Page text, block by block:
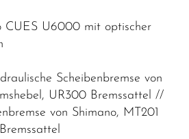
CUES U6000 mit optischer
Scheibenbremse von
UR300 Bremssattel //
von Shimano, MT201